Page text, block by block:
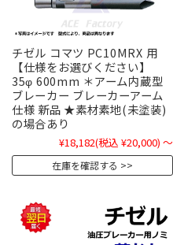
チゼル コマツ PC10MRX 用
【仕様をお選びください】
35φ 600mm ＊アーム内蔵型
ブレーカー ブレーカーアーム
仕様 新品 ★素材素地(未塗装)
の場合あり
¥18,182(税込 ¥20,000) ～
在庫を確認する